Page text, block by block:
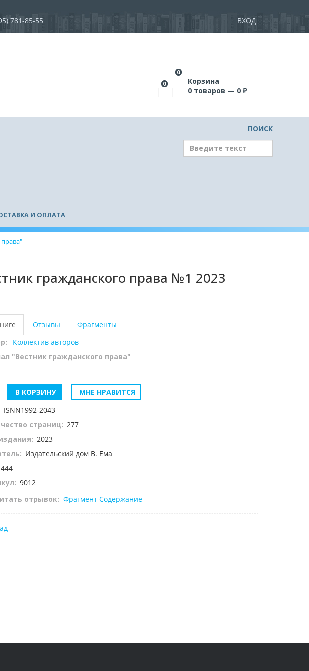
781-85-55 ВХОД
0
0
Корзина
0 товаров — 0 ₽
И ОПЛАТА
ПОИСК
гражданского права №1 2023
Отзывы
Фрагменты
Коллектив авторов
"Вестник гражданского права"
В КОРЗИНУ
МНЕ НРАВИТСЯ
ISNN1992-2043
страниц: 277
2023
Издательский дом В. Ема
444
9012
отрывок: Фрагмент Содержание